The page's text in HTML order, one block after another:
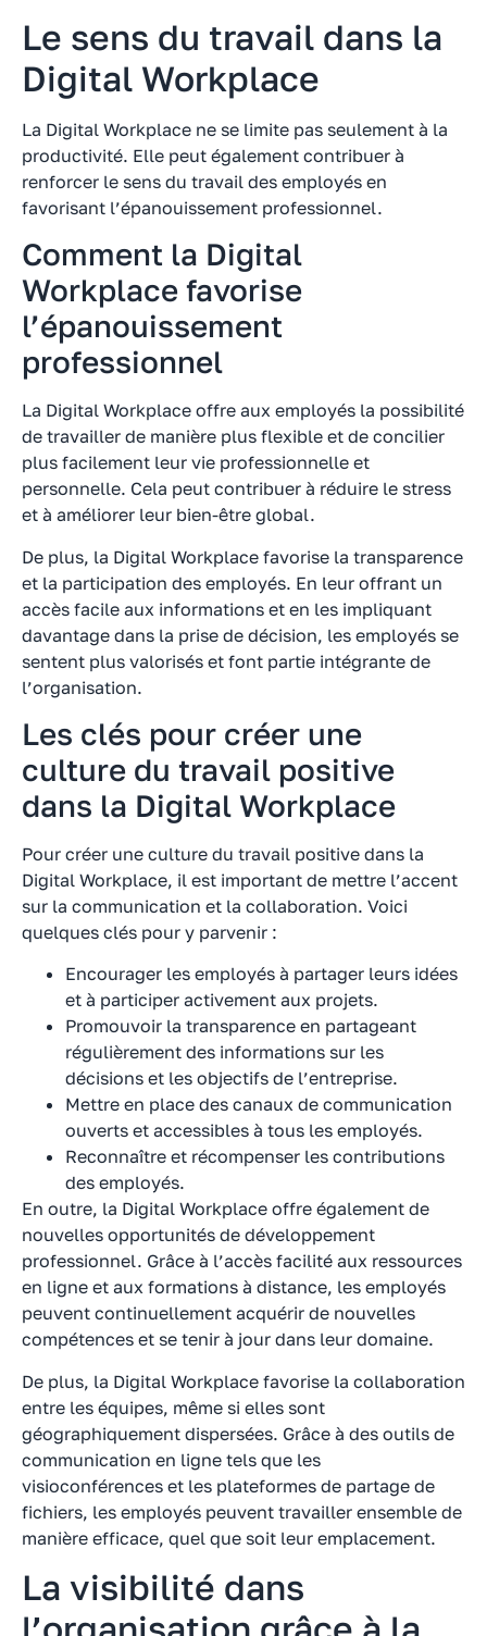
Le sens du travail dans la
Digital Workplace
La Digital Workplace ne se limite pas seulement à la
productivité. Elle peut également contribuer à
renforcer le sens du travail des employés en
favorisant l’épanouissement professionnel.
Comment la Digital
Workplace favorise
l’épanouissement
professionnel
La Digital Workplace offre aux employés la possibilité
de travailler de manière plus flexible et de concilier
plus facilement leur vie professionnelle et
personnelle. Cela peut contribuer à réduire le stress
et à améliorer leur bien-être global.
De plus, la Digital Workplace favorise la transparence
et la participation des employés. En leur offrant un
accès facile aux informations et en les impliquant
davantage dans la prise de décision, les employés se
sentent plus valorisés et font partie intégrante de
l’organisation.
Les clés pour créer une
culture du travail positive
dans la Digital Workplace
Pour créer une culture du travail positive dans la
Digital Workplace, il est important de mettre l’accent
sur la communication et la collaboration. Voici
quelques clés pour y parvenir :
Encourager les employés à partager leurs idées
et à participer activement aux projets.
Promouvoir la transparence en partageant
régulièrement des informations sur les
décisions et les objectifs de l’entreprise.
Mettre en place des canaux de communication
ouverts et accessibles à tous les employés.
Reconnaître et récompenser les contributions
des employés.
En outre, la Digital Workplace offre également de
nouvelles opportunités de développement
professionnel. Grâce à l’accès facilité aux ressources
en ligne et aux formations à distance, les employés
peuvent continuellement acquérir de nouvelles
compétences et se tenir à jour dans leur domaine.
De plus, la Digital Workplace favorise la collaboration
entre les équipes, même si elles sont
géographiquement dispersées. Grâce à des outils de
communication en ligne tels que les
visioconférences et les plateformes de partage de
fichiers, les employés peuvent travailler ensemble de
manière efficace, quel que soit leur emplacement.
La visibilité dans